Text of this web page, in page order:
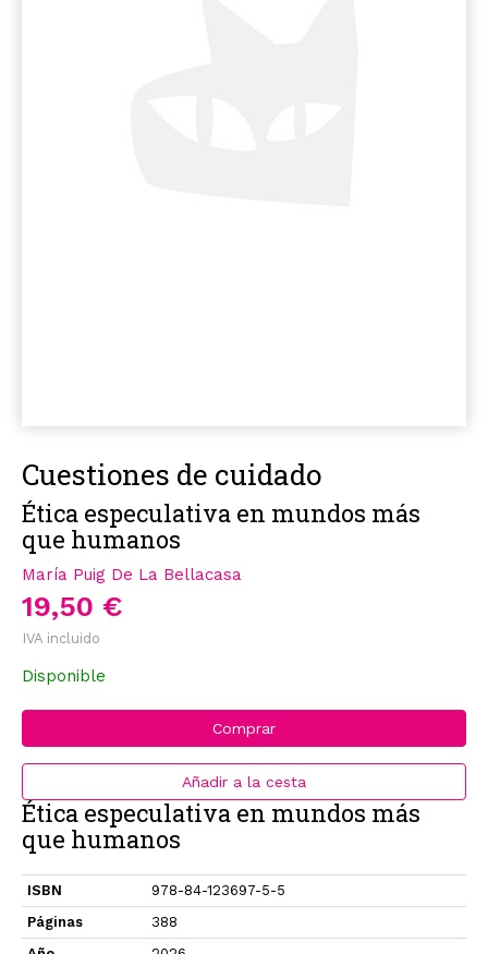
Cuestiones de cuidado
Ética especulativa en mundos más
que humanos
María Puig De La Bellacasa
19,50 €
IVA incluido
Disponible
Comprar
Añadir a la cesta
Ética especulativa en mundos más
que humanos
ISBN
978-84-123697-5-5
Páginas
388